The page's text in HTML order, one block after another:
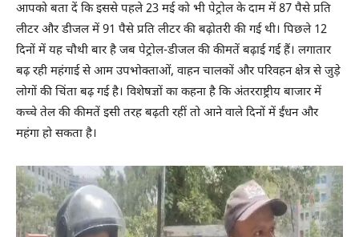
आपको बता दें कि इससे पहले 23 मई को भी पेट्रोल के दाम में 87 पैसे प्रति
लीटर और डीजल में 91 पैसे प्रति लीटर की बढ़ोतरी की गई थी। पिछले 12
दिनों में यह चौथी बार है जब पेट्रोल-डीजल की कीमतें बढ़ाई गई हैं। लगातार
बढ़ रही महंगाई से आम उपभोक्ताओं, वाहन चालकों और परिवहन क्षेत्र से जुड़े
लोगों की चिंता बढ़ गई है। विशेषज्ञों का कहना है कि अंतरराष्ट्रीय बाजार में
कच्चे तेल की कीमतें इसी तरह बढ़ती रहीं तो आने वाले दिनों में ईंधन और
महंगा हो सकता है।